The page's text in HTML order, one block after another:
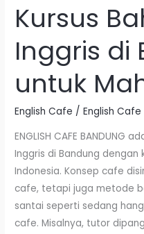
Kursus
Inggris di
untuk
English Cafe /English Cafe
ENGLISH CAFE BANDUNG
Inggris di Bandung
Indonesia. Konsep cafe
cafe, tetapi juga metode
santai seperti sedang
cafe. Misalnya, tutor
Kursus
Bahasa
Inggris
di
Bandung
untuk
Mahasiswa